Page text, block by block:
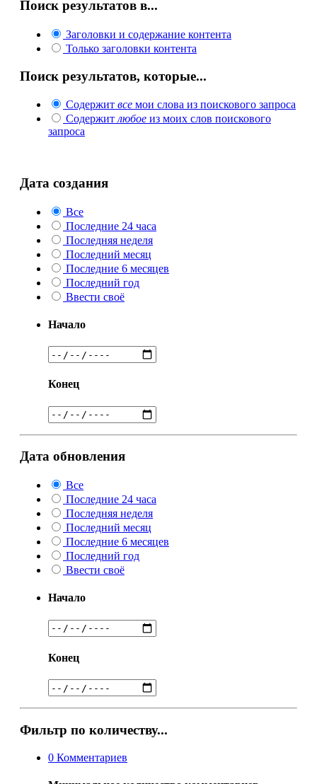
Поиск результатов в...
Заголовки и содержание контента
Только заголовки контента
Поиск результатов, которые...
Содержит все мои слова из поискового запроса
Содержит любое из моих слов поискового
запроса
Дата создания
Все
Последние 24 часа
Последняя неделя
Последний месяц
Последние 6 месяцев
Последний год
Ввести своё
Начало
Конец
Дата обновления
Все
Последние 24 часа
Последняя неделя
Последний месяц
Последние 6 месяцев
Последний год
Ввести своё
Начало
Конец
Фильтр по количеству...
0 Комментариев